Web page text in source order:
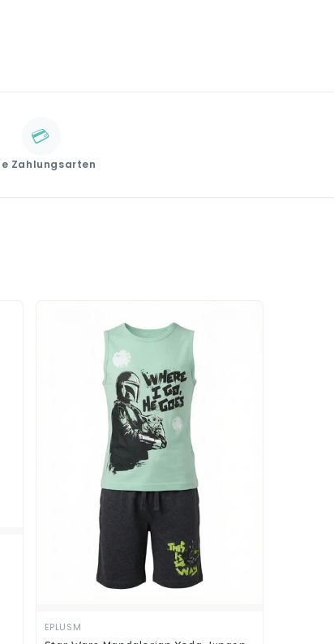
💳
Zahlungsarten
EPLUSM